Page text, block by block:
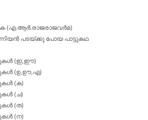
(എ.ആര്‍.രാജരാജവര്‍മ)
പടയ്‌ക്കു പോയ പാട്ടുകഥ
(ഇ,ഈ)
(ഉ,ഊ,എ)
(ക)
(ച)
(ത)
(ന)